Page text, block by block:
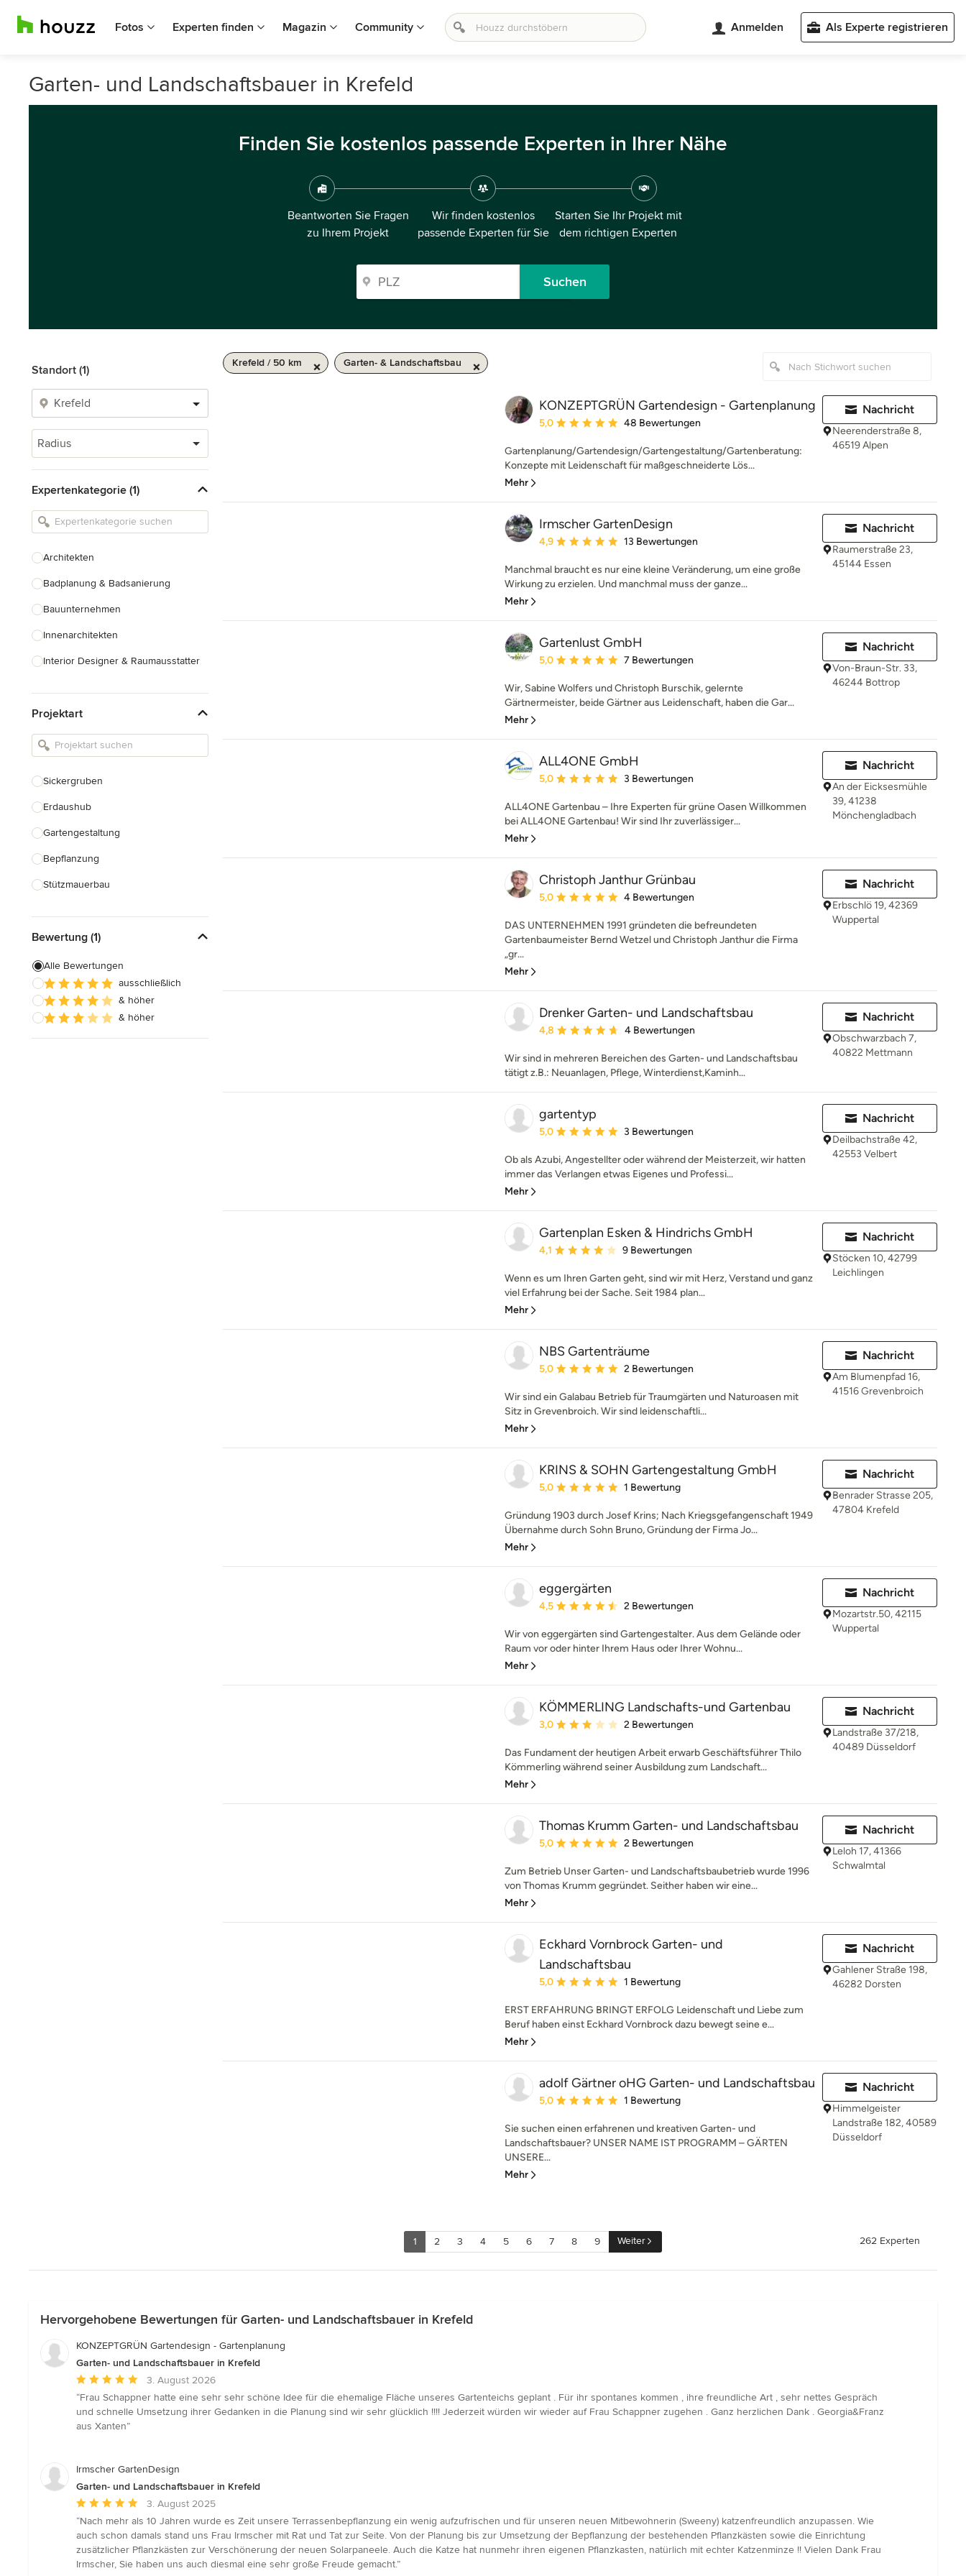
Fotos Experten finden Magazin Community Anmelden Als Experte registrieren
Garten- und Landschaftsbauer in Krefeld
Finden Sie kostenlos passende Experten in Ihrer Nähe
Beantworten Sie Fragen
zu Ihrem Projekt
Wir finden kostenlos
passende Experten für Sie
Starten Sie Ihr Projekt mit
dem richtigen Experten
Suchen
Standort (1)
Radius
Expertenkategorie (1)
Architekten
Badplanung & Badsanierung
Bauunternehmen
Innenarchitekten
Interior Designer & Raumausstatter
Landschaftsarchitekten
Armaturen & Sanitärbedarf
Einbauschränke
Projektart
Sickergruben
Erdaushub
Gartengestaltung
Bepflanzung
Stützmauerbau
Gewächshausbau
Teichbau
Alle anzeigen
Bewertung (1)
Alle Bewertungen
ausschließlich
& höher
& höher
Krefeld / 50 km Garten- & Landschaftsbau
KONZEPTGRÜN Gartendesign - Gartenplanung
Durchschnittliche Bewertung: 5 von 5 Sternen
5,0 48 Bewertungen
Gartenplanung/Gartendesign/Gartengestaltung/Gartenberatung:
Konzepte mit Leidenschaft für maßgeschneiderte Lös...
Mehr
Nachricht
Neerenderstraße 8,
46519 Alpen
Irmscher GartenDesign
Durchschnittliche Bewertung: 4.9 von 5 Sternen
4,9 13 Bewertungen
Manchmal braucht es nur eine kleine Veränderung, um eine große
Wirkung zu erzielen. Und manchmal muss der ganze...
Mehr
Nachricht
Raumerstraße 23,
45144 Essen
Gartenlust GmbH
Durchschnittliche Bewertung: 5 von 5 Sternen
5,0 7 Bewertungen
Wir, Sabine Wolfers und Christoph Burschik, gelernte
Gärtnermeister, beide Gärtner aus Leidenschaft, haben die Gar...
Mehr
Nachricht
Von-Braun-Str. 33,
46244 Bottrop
ALL4ONE GmbH
Durchschnittliche Bewertung: 5 von 5 Sternen
5,0 3 Bewertungen
ALL4ONE Gartenbau – Ihre Experten für grüne Oasen Willkommen
bei ALL4ONE Gartenbau! Wir sind Ihr zuverlässiger...
Mehr
Nachricht
An der Eicksesmühle
39, 41238
Mönchengladbach
Christoph Janthur Grünbau
Durchschnittliche Bewertung: 5 von 5 Sternen
5,0 4 Bewertungen
DAS UNTERNEHMEN 1991 gründeten die befreundeten
Gartenbaumeister Bernd Wetzel und Christoph Janthur die Firma
„gr...
Mehr
Nachricht
Erbschlö 19, 42369
Wuppertal
Drenker Garten- und Landschaftsbau
Durchschnittliche Bewertung: 4.8 von 5 Sternen
4,8 4 Bewertungen
Wir sind in mehreren Bereichen des Garten- und Landschaftsbau
tätigt z.B.: Neuanlagen, Pflege, Winterdienst,Kaminh...
Nachricht
Obschwarzbach 7,
40822 Mettmann
gartentyp
Durchschnittliche Bewertung: 5 von 5 Sternen
5,0 3 Bewertungen
Ob als Azubi, Angestellter oder während der Meisterzeit, wir hatten
immer das Verlangen etwas Eigenes und Professi...
Mehr
Nachricht
Deilbachstraße 42,
42553 Velbert
Gartenplan Esken & Hindrichs GmbH
Durchschnittliche Bewertung: 4.1 von 5 Sternen
4,1 9 Bewertungen
Wenn es um Ihren Garten geht, sind wir mit Herz, Verstand und ganz
viel Erfahrung bei der Sache. Seit 1984 plan...
Mehr
Nachricht
Stöcken 10, 42799
Leichlingen
NBS Gartenträume
Durchschnittliche Bewertung: 5 von 5 Sternen
5,0 2 Bewertungen
Wir sind ein Galabau Betrieb für Traumgärten und Naturoasen mit
Sitz in Grevenbroich. Wir sind leidenschaftli...
Mehr
Nachricht
Am Blumenpfad 16,
41516 Grevenbroich
KRINS & SOHN Gartengestaltung GmbH
Durchschnittliche Bewertung: 5 von 5 Sternen
5,0 1 Bewertung
Gründung 1903 durch Josef Krins; Nach Kriegsgefangenschaft 1949
Übernahme durch Sohn Bruno, Gründung der Firma Jo...
Mehr
Nachricht
Benrader Strasse 205,
47804 Krefeld
eggergärten
Durchschnittliche Bewertung: 4.5 von 5 Sternen
4,5 2 Bewertungen
Wir von eggergärten sind Gartengestalter. Aus dem Gelände oder
Raum vor oder hinter Ihrem Haus oder Ihrer Wohnu...
Mehr
Nachricht
Mozartstr.50, 42115
Wuppertal
KÖMMERLING Landschafts-und Gartenbau
Durchschnittliche Bewertung: 3 von 5 Sternen
3,0 2 Bewertungen
Das Fundament der heutigen Arbeit erwarb Geschäftsführer Thilo
Kömmerling während seiner Ausbildung zum Landschaft...
Mehr
Nachricht
Landstraße 37/218,
40489 Düsseldorf
Thomas Krumm Garten- und Landschaftsbau
Durchschnittliche Bewertung: 5 von 5 Sternen
5,0 2 Bewertungen
Zum Betrieb Unser Garten- und Landschaftsbaubetrieb wurde 1996
von Thomas Krumm gegründet. Seither haben wir eine...
Mehr
Nachricht
Leloh 17, 41366
Schwalmtal
Eckhard Vornbrock Garten- und
Landschaftsbau
Durchschnittliche Bewertung: 5 von 5 Sternen
5,0 1 Bewertung
ERST ERFAHRUNG BRINGT ERFOLG Leidenschaft und Liebe zum
Beruf haben einst Eckhard Vornbrock dazu bewegt seine e...
Mehr
Nachricht
Gahlener Straße 198,
46282 Dorsten
adolf Gärtner oHG Garten- und Landschaftsbau
Durchschnittliche Bewertung: 5 von 5 Sternen
5,0 1 Bewertung
Sie suchen einen erfahrenen und kreativen Garten- und
Landschaftsbauer? UNSER NAME IST PROGRAMM – GÄRTEN
UNSERE...
Mehr
Nachricht
Himmelgeister
Landstraße 182, 40589
Düsseldorf
1 2 3 4 5 6 7 8 9 Weiter 262 Experten
Hervorgehobene Bewertungen für Garten- und Landschaftsbauer in Krefeld
KONZEPTGRÜN Gartendesign - Gartenplanung
Garten- und Landschaftsbauer in Krefeld
Durchschnittliche
Bewertung:
5
von
3. August 2026
“Frau Schappner hatte eine sehr sehr schöne Idee für die ehemalige Fläche unseres Gartenteichs geplant . Für ihr spontanes kommen , ihre freundliche Art , sehr nettes Gespräch
und schnelle Umsetzung ihrer Gedanken in die Planung sind wir sehr glücklich !!!! Jederzeit würden wir wieder auf Frau Schappner zugehen . Ganz herzlichen Dank . Georgia&Franz
aus Xanten”
Irmscher GartenDesign
Garten- und Landschaftsbauer in Krefeld
Durchschnittliche
Bewertung:
5
von
5
3. August 2025
“Nach mehr als 10 Jahren wurde es Zeit unsere Terrassenbepflanzung ein wenig aufzufrischen und für unseren neuen Mitbewohnerin (Sweeny) katzenfreundlich anzupassen. Wie
auch schon damals stand uns Frau Irmscher mit Rat und Tat zur Seite. Von der Planung bis zur Umsetzung der Bepflanzung der bestehenden Pflanzkästen sowie die Einrichtung
zusätzlicher Pflanzkästen zur Verschönerung der neuen Solarpaneele. Auch die Katze hat nunmehr ihren eigenen Pflanzkasten, natürlich mit echter Katzenminze !! Vielen Dank Frau
Irmscher, Sie haben uns auch diesmal eine sehr große Freude gemacht.”